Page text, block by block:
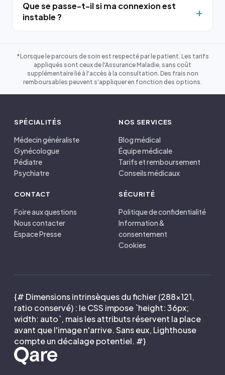
Que se passe-t-il si ma connexion est
instable ?
*Lorsque le parcours de soin est respecté par le patient. Les tarifs
appliqués sont ceux de l'Assurance Maladie, sans coût
supplémentaire lié à l'accès à la consultation. Des frais non
remboursables peuvent s'appliquer en fonction des options.
SPÉCIALITÉS
Médecin généraliste
Gynécologue
Pédiatre
Psychiatre
NOS SERVICES
Blog médical
Équipe médicale
Tarifs et remboursement
Conseils médicaux
CONTACT
Foire aux questions
Nous contacter
Espace Presse
SÉCURITÉ
Politique de confidentialité
Information &
consentement
Cookies
{# Dimensions intrinsèques du fichier (288×121,
ratio conservé) : le CSS impose `height: 36px;
width: auto`, mais les attributs réservent la place
avant que l'image n'arrive. Sans eux, Lighthouse
compte un décalage potentiel. #}